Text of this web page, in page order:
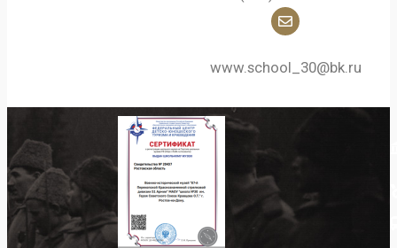
www.school_30@bk.ru